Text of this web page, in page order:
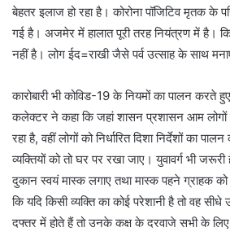
बेहतर इलाज हो रहा है। कोरोना पॉजिटिव मृतक के
गई है। अजमेर में हालात पूरी तरह नियंत्रण में है।
नहीं है। लोग ईद=राखी जैसे पर्व उत्साह के साथ
कारोबारी भी कोविड-19 के नियमों का पालन करते
कलेक्टर ने कहा कि जहां शासन प्रशासन आम लोगों
रहा है, वहीं लोगों को निर्धारित दिशा निर्देशों का
व्यक्तियों को तो घर पर रखा जाए। युवावर्ग भी
दुकान स्वयं मास्क लगाए तथा मास्क पहने ग्राहक
कि यदि किसी व्यक्ति का कोई परेशानी है तो वह
दफ्तर में होते हैं तो उनके कक्ष के दरवाजे सभी के